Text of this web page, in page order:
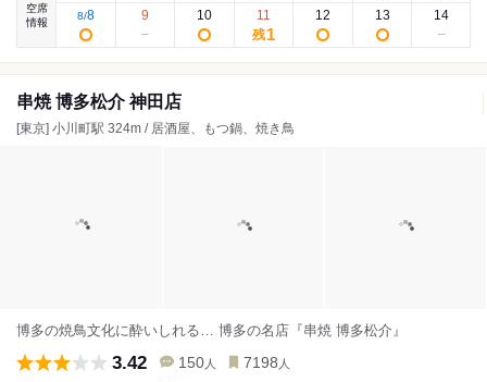
空席
情報
8/8 9 10
11
残1
12 13 14
串焼 博多松介 神田店
[東京] 小川町駅 324m / 居酒屋、もつ鍋、焼き鳥
博多の焼鳥文化に酔いしれる… 博多の名店『串焼 博多松介』
3.42 150 人 7198 人